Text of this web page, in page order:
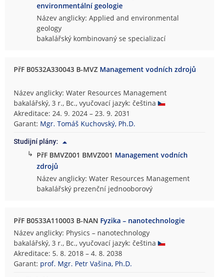
environmentální geologie
Název anglicky: Applied and environmental
geology
bakalářský kombinovaný se specializací
PřF B0532A330043 B-MVZ Management vodních zdrojů
Název anglicky: Water Resources Management
bakalářský, 3 r., Bc., vyučovací jazyk: čeština
Akreditace: 24. 9. 2024 – 23. 9. 2031
Garant: Mgr. Tomáš Kuchovský, Ph.D.
Studijní plány:
↳ PřF BMVZ001 BMVZ001 Management vodních
zdrojů
Název anglicky: Water Resources Management
bakalářský prezenční jednooborový
PřF B0533A110003 B-NAN Fyzika – nanotechnologie
Název anglicky: Physics – nanotechnology
bakalářský, 3 r., Bc., vyučovací jazyk: čeština
Akreditace: 5. 8. 2018 – 4. 8. 2038
Garant: prof. Mgr. Petr Vašina, Ph.D.